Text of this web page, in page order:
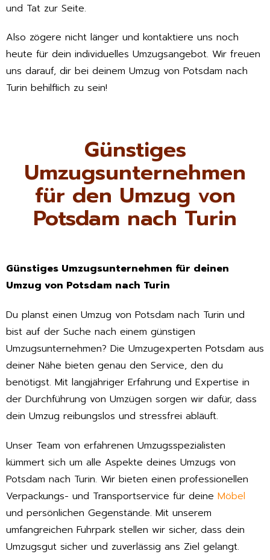
und Tat zur Seite.
Also zögere nicht länger und kontaktiere uns noch
heute für dein individuelles Umzugsangebot. Wir freuen
uns darauf, dir bei deinem Umzug von Potsdam nach
Turin behilflich zu sein!
Günstiges
Umzugsunternehmen
für den Umzug von
Potsdam nach Turin
Günstiges Umzugsunternehmen für deinen
Umzug von Potsdam nach Turin
Du planst einen Umzug von Potsdam nach Turin und
bist auf der Suche nach einem günstigen
Umzugsunternehmen? Die Umzugexperten Potsdam aus
deiner Nähe bieten genau den Service, den du
benötigst. Mit langjähriger Erfahrung und Expertise in
der Durchführung von Umzügen sorgen wir dafür, dass
dein Umzug reibungslos und stressfrei abläuft.
Unser Team von erfahrenen Umzugsspezialisten
kümmert sich um alle Aspekte deines Umzugs von
Potsdam nach Turin. Wir bieten einen professionellen
Verpackungs- und Transportservice für deine Möbel
und persönlichen Gegenstände. Mit unserem
umfangreichen Fuhrpark stellen wir sicher, dass dein
Umzugsgut sicher und zuverlässig ans Ziel gelangt.